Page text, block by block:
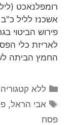
רומפלנאכט
אשכנז לליל
פירוש הביטוי
לאריזת כלי
החמץ הביתה
קטגוריות
ללא קטגוריה
תגיות
אבי הראל,
פסח